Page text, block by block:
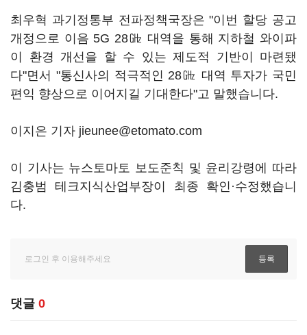
최우혁 과기정통부 전파정책국장은 "이번 할당 공고
개정으로 이음 5G 28㎓ 대역을 통해 지하철 와이파
이 환경 개선을 할 수 있는 제도적 기반이 마련됐
다"면서 "통신사의 적극적인 28㎓ 대역 투자가 국민
편익 향상으로 이어지길 기대한다"고 말했습니다.
이지은 기자 jieunee@etomato.com
이 기사는 뉴스토마토 보도준칙 및 윤리강령에 따라
김충범 테크지식산업부장이 최종 확인·수정했습니
다.
댓글 0